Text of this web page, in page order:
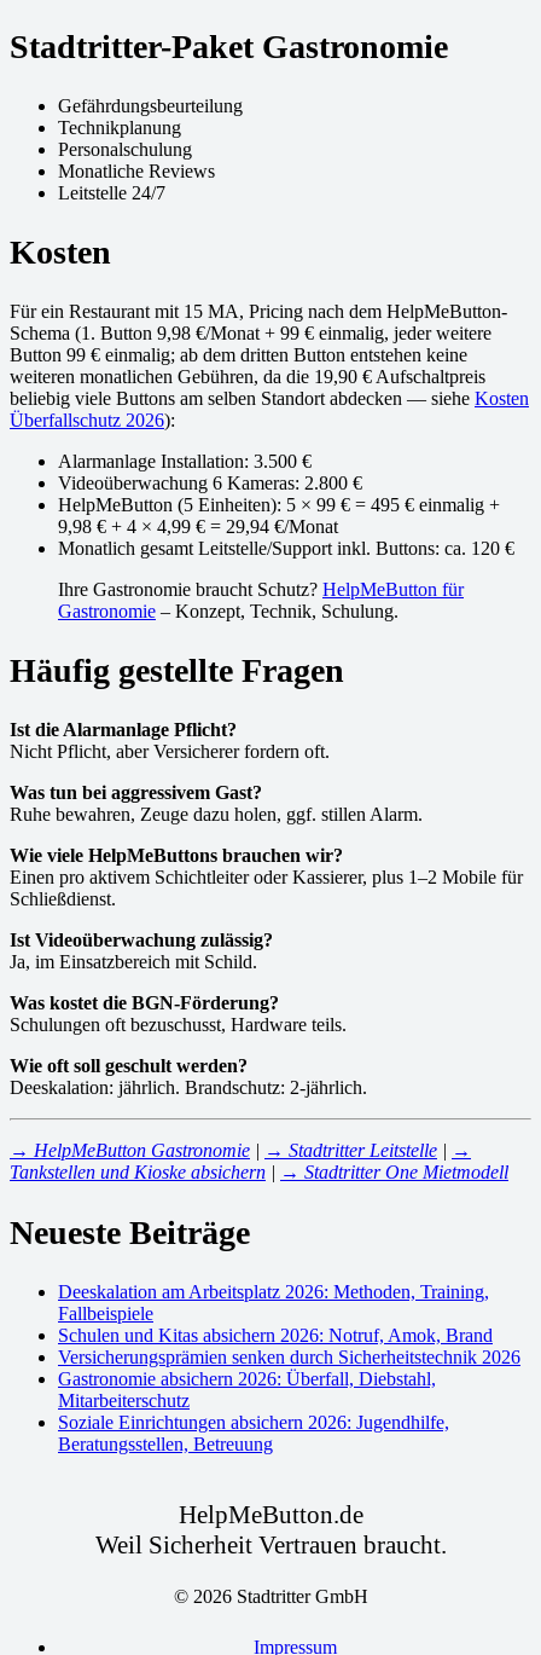
Stadtritter-Paket Gastronomie
Gefährdungsbeurteilung
Technikplanung
Personalschulung
Monatliche Reviews
Leitstelle 24/7
Kosten
Für ein Restaurant mit 15 MA, Pricing nach dem HelpMeButton-
Schema (1. Button 9,98 €/Monat + 99 € einmalig, jeder weitere
Button 99 € einmalig; ab dem dritten Button entstehen keine
weiteren monatlichen Gebühren, da die 19,90 € Aufschaltpreis
beliebig viele Buttons am selben Standort abdecken — siehe Kosten
Überfallschutz 2026):
Alarmanlage Installation: 3.500 €
Videoüberwachung 6 Kameras: 2.800 €
HelpMeButton (5 Einheiten): 5 × 99 € = 495 € einmalig +
9,98 € + 4 × 4,99 € = 29,94 €/Monat
Monatlich gesamt Leitstelle/Support inkl. Buttons: ca. 120 €
Ihre Gastronomie braucht Schutz? HelpMeButton für
Gastronomie – Konzept, Technik, Schulung.
Häufig gestellte Fragen
Ist die Alarmanlage Pflicht?
Nicht Pflicht, aber Versicherer fordern oft.
Was tun bei aggressivem Gast?
Ruhe bewahren, Zeuge dazu holen, ggf. stillen Alarm.
Wie viele HelpMeButtons brauchen wir?
Einen pro aktivem Schichtleiter oder Kassierer, plus 1–2 Mobile für
Schließdienst.
Ist Videoüberwachung zulässig?
Ja, im Einsatzbereich mit Schild.
Was kostet die BGN-Förderung?
Schulungen oft bezuschusst, Hardware teils.
Wie oft soll geschult werden?
Deeskalation: jährlich. Brandschutz: 2-jährlich.
→ HelpMeButton Gastronomie | → Stadtritter Leitstelle | →
Tankstellen und Kioske absichern | → Stadtritter One Mietmodell
Neueste Beiträge
Deeskalation am Arbeitsplatz 2026: Methoden, Training,
Fallbeispiele
Schulen und Kitas absichern 2026: Notruf, Amok, Brand
Versicherungsprämien senken durch Sicherheitstechnik 2026
Gastronomie absichern 2026: Überfall, Diebstahl,
Mitarbeiterschutz
Soziale Einrichtungen absichern 2026: Jugendhilfe,
Beratungsstellen, Betreuung
HelpMeButton.de
Weil Sicherheit Vertrauen braucht.
© 2026 Stadtritter GmbH
Impressum